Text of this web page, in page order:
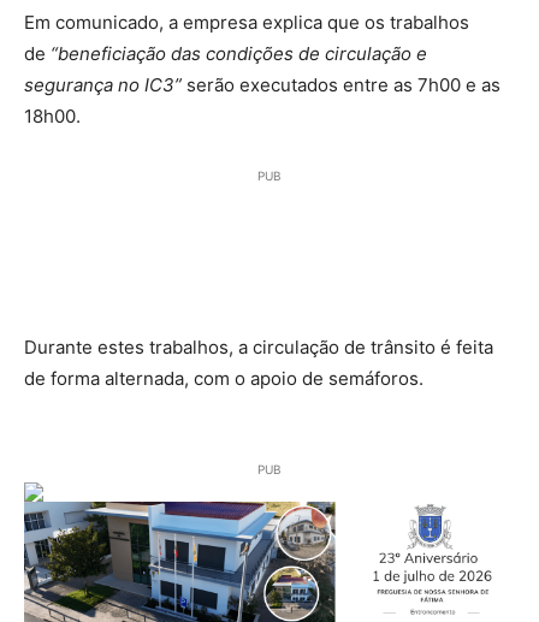
Em comunicado, a empresa explica que os trabalhos
de “beneficiação das condições de circulação e
segurança no IC3” serão executados entre as 7h00 e as
18h00.
PUB
Durante estes trabalhos, a circulação de trânsito é feita
de forma alternada, com o apoio de semáforos.
PUB